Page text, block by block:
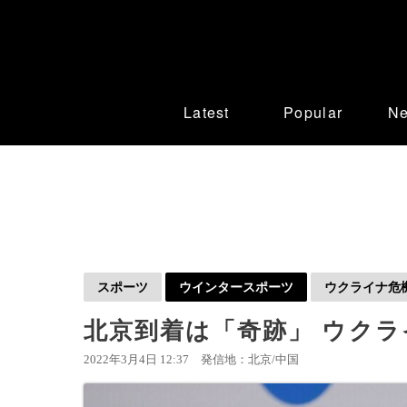
Latest Popular
スポーツ ウインタースポーツ ウクライナ危
北京到着は「奇跡」 ウク
2022年3月4日 12:37 発信地：北京/中国